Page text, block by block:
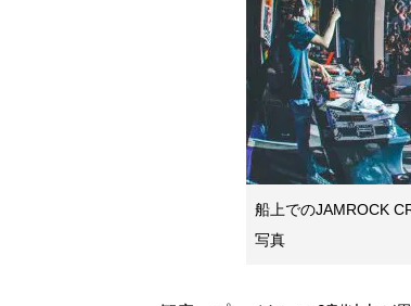
船上でのJAMROCK
写真